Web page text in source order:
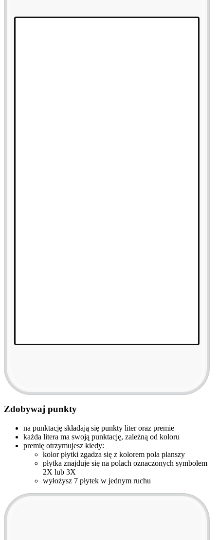
Zdobywaj punkty
na punktację składają się punkty liter oraz premie
każda litera ma swoją punktację, zależną od koloru
premię otrzymujesz kiedy:
kolor płytki zgadza się z kolorem pola planszy
płytka znajduje się na polach oznaczonych symbolem
2X lub 3X
wyłożysz 7 płytek w jednym ruchu